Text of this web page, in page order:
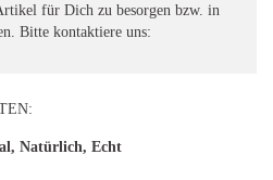
für Dich zu besorgen bzw. in
Bitte kontaktiere uns:
Natürlich, Echt